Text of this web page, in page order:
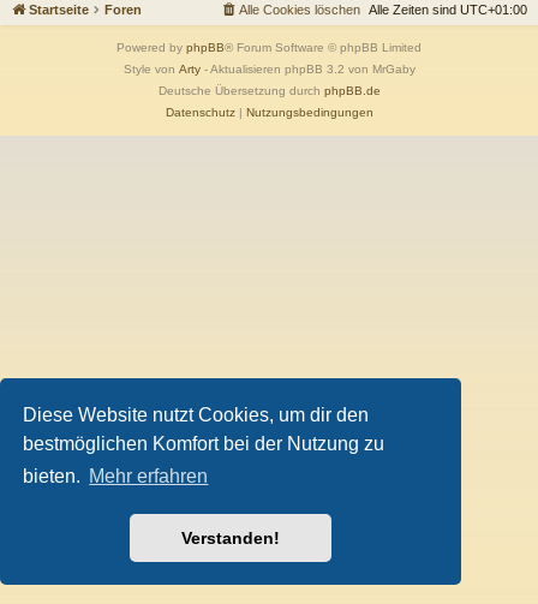
Diese Website nutzt Cookies, um dir den
bestmöglichen Komfort bei der Nutzung zu
bieten. Mehr erfahren
Verstanden!
Startseite Foren Alle Zeiten sind UTC+01:00
Alle Cookies löschen
Powered by phpBB® Forum Software © phpBB Limited
Style von Arty- Aktualisieren phpBB 3.2 von MrGaby
Deutsche Übersetzung durch phpBB.de
Datenschutz| Nutzungsbedingungen